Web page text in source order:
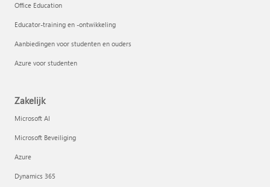
Office Education
Educator-training en -ontwikkeling
Aanbiedingen voor studenten en ouders
Azure voor studenten
Zakelijk
Microsoft AI
Microsoft Beveiliging
Azure
Dynamics 365